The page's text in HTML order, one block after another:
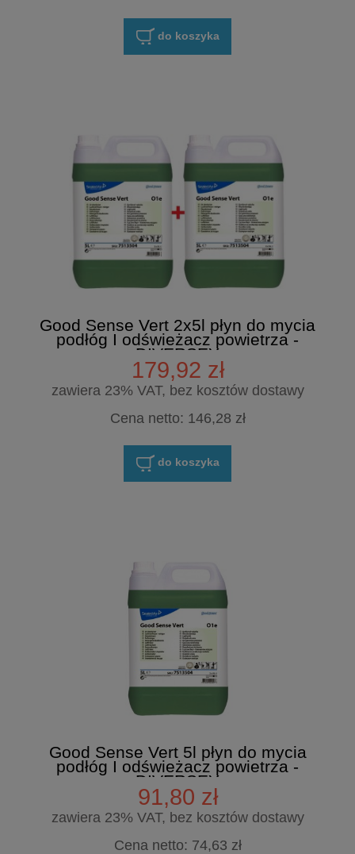
do koszyka
Good Sense Vert 2x5l płyn do mycia
podłóg I odświeżacz powietrza -
DIVERSEY
179,92 zł
zawiera 23% VAT, bez kosztów dostawy
Cena netto: 146,28 zł
do koszyka
Good Sense Vert 5l płyn do mycia
podłóg I odświeżacz powietrza -
DIVERSEY
91,80 zł
zawiera 23% VAT, bez kosztów dostawy
Cena netto: 74,63 zł